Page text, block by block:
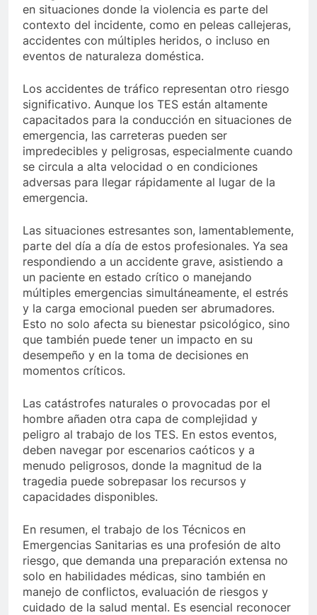
en situaciones donde la violencia es parte del
contexto del incidente, como en peleas callejeras,
accidentes con múltiples heridos, o incluso en
eventos de naturaleza doméstica.
Los accidentes de tráfico representan otro riesgo
significativo. Aunque los TES están altamente
capacitados para la conducción en situaciones de
emergencia, las carreteras pueden ser
impredecibles y peligrosas, especialmente cuando
se circula a alta velocidad o en condiciones
adversas para llegar rápidamente al lugar de la
emergencia.
Las situaciones estresantes son, lamentablemente,
parte del día a día de estos profesionales. Ya sea
respondiendo a un accidente grave, asistiendo a
un paciente en estado crítico o manejando
múltiples emergencias simultáneamente, el estrés
y la carga emocional pueden ser abrumadores.
Esto no solo afecta su bienestar psicológico, sino
que también puede tener un impacto en su
desempeño y en la toma de decisiones en
momentos críticos.
Las catástrofes naturales o provocadas por el
hombre añaden otra capa de complejidad y
peligro al trabajo de los TES. En estos eventos,
deben navegar por escenarios caóticos y a
menudo peligrosos, donde la magnitud de la
tragedia puede sobrepasar los recursos y
capacidades disponibles.
En resumen, el trabajo de los Técnicos en
Emergencias Sanitarias es una profesión de alto
riesgo, que demanda una preparación extensa no
solo en habilidades médicas, sino también en
manejo de conflictos, evaluación de riesgos y
cuidado de la salud mental. Es esencial reconocer